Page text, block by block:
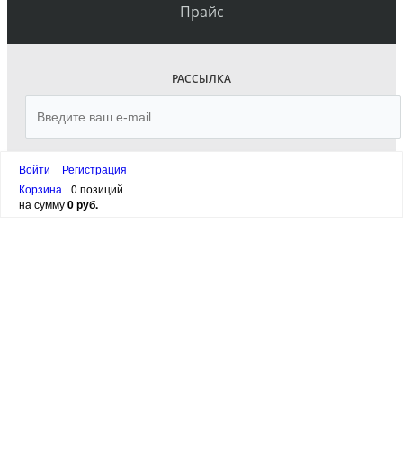
Прайс
РАССЫЛКА
Войти
Регистрация
Корзина
0 позиций
на сумму0 руб.